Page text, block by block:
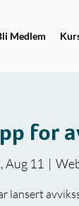
Medlem
for
Aug 11
  |
lansert